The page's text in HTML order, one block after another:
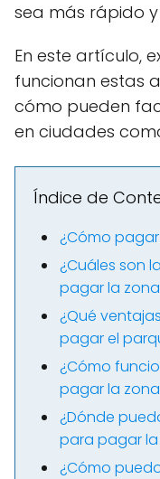
sea más rápido
En este artículo,
funcionan estas
cómo pueden
en ciudades
Índice de
¿Cómo
¿Cuáles son
pagar la
¿Qué
pagar el
¿Cómo
pagar la
¿Dónde
para pagar
¿Cómo